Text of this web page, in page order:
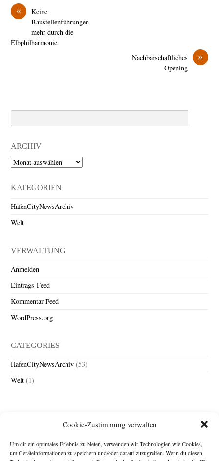
Cookie-Zustimmung verwalten
Um dir ein optimales Erlebnis zu bieten, verwenden wir Technologien wie Cookies,
um Geräteinformationen zu speichern und/oder darauf zuzugreifen. Wenn du diesen
«
Keine
Baustellenführungen
mehr durch die
Elbphilharmonie
»
Nachbarschaftliches
Opening
ARCHIV
Archiv
KATEGORIEN
HafenCityNewsArchiv
Welt
VERWALTUNG
Anmelden
Eintrags-Feed
Kommentar-Feed
WordPress.org
CATEGORIES
HafenCityNewsArchiv (53)
Welt (1)